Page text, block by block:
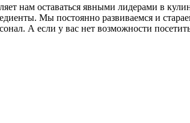
нам оставаться явными лидерами в
Мы постоянно развиваемся и
А если у вас нет возможности